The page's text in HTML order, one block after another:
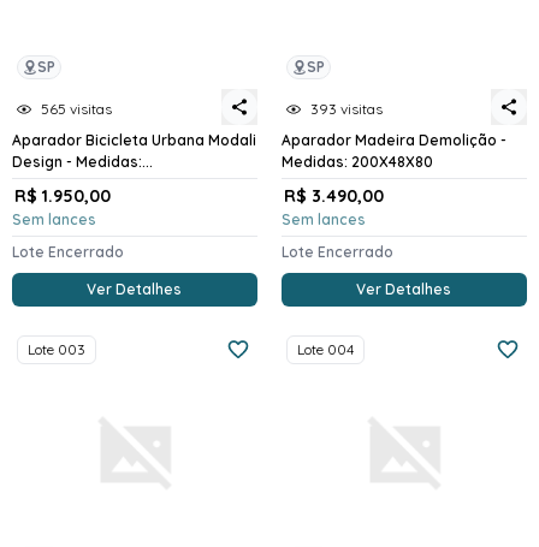
SP
565 visitas
Aparador Bicicleta Urbana Modali
Design - Medidas:...
R$ 1.950,00
Sem lances
Lote Encerrado
Ver Detalhes
SP
393 visitas
Aparador Madeira Demolição -
Medidas: 200X48X80
R$ 3.490,00
Sem lances
Lote Encerrado
Ver Detalhes
Lote 003 Lote 004